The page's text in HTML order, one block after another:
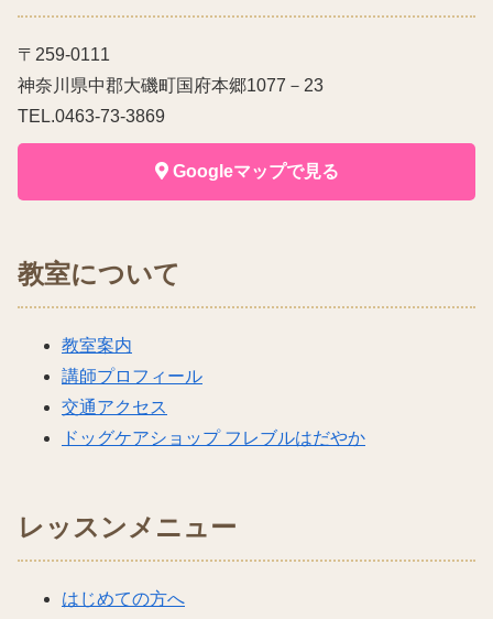
〒259-0111
神奈川県中郡大磯町国府本郷1077－23
TEL.0463-73-3869
Googleマップで見る
教室について
教室案内
講師プロフィール
交通アクセス
ドッグケアショップ フレブルはだやか
レッスンメニュー
はじめての方へ